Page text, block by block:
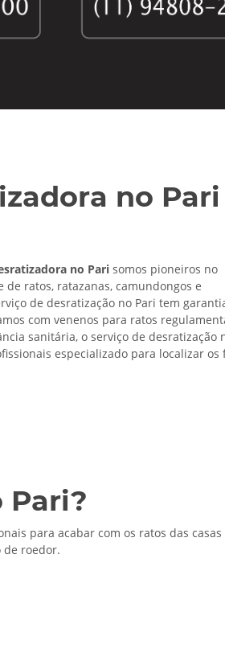
no Pari
no Pari somos pioneiros no
de ratos, ratazanas, camundongos e
de desratização no Pari tem
com venenos para ratos
sanitária, o serviço de desratização
especializado para localizar os
Pari?
para acabar com os ratos das casas
de roedor.